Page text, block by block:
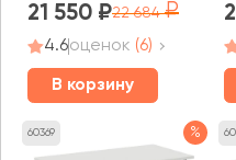
21 550 22 684
4.6оценок (6)
В корзину
60369 %